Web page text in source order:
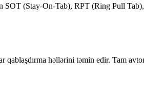
SOT (Stay-On-Tab), RPT (Ring Pull
həllərini təmin edir. Tam